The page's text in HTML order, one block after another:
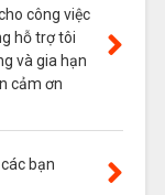
công việc
hỗ trợ tôi
và gia hạn
cảm ơn
bạn